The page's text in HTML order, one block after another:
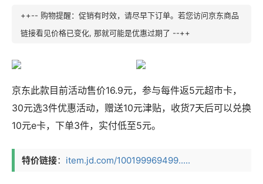
++-- 购物提醒：促销有时效，请尽早下订单。若您访问京东商品
链接看见价格已变化, 那就可能是优惠过期了 --++
京东此款目前活动售价16.9元，参与每件返5元超市卡，
30元选3件优惠活动，赠送10元津贴，收货7天后可以兑换
10元e卡，下单3件，实付低至5元。
特价链接： item.jd.com/100199969499.....